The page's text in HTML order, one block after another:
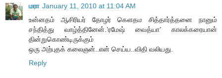
மரா January 11, 2010 at 11:04 AM
உன்னதம் ஆசிரியர் தோழர் கெளதம சித்தார்த்தனை நானும்
சந்தித்து வாழ்த்தினேன்.’ரமேஷ் வைத்யா’ காலக்கரையான்
தின்றுகொண்டிருக்கும்
ஒரு அற்புதக் கலைஞன்..என் செய்ய..விதி வலியது.
Reply